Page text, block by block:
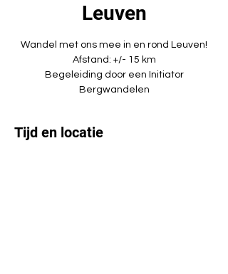
Leuven
Wandel met ons mee in en rond Leuven!
Afstand: +/- 15 km
Begeleiding door een Initiator
Bergwandelen
Tijd en locatie